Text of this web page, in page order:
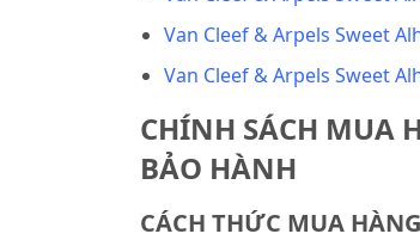
Van Cleef & Arpels Sweet
Van Cleef & Arpels Sweet
CHÍNH SÁCH MUA
BẢO HÀNH
CÁCH THỨC MUA HÀNG